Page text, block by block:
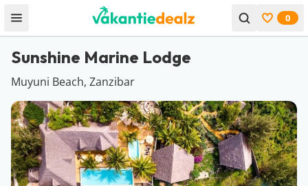
Open menu Bekijk
0
Sunshine Marine Lodge
Muyuni Beach, Zanzibar